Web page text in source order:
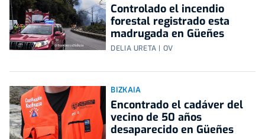
Controlado el incendio
forestal registrado esta
madrugada en Güeñes
DELIA URETA | OV
BIZKAIA
Encontrado el cadáver del
vecino de 50 años
desaparecido en Güeñes